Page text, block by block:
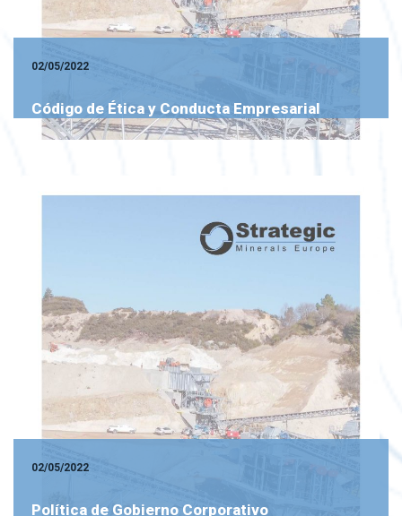
02/05/2022
Código de Ética y Conducta Empresarial
02/05/2022
Política de Gobierno Corporativo